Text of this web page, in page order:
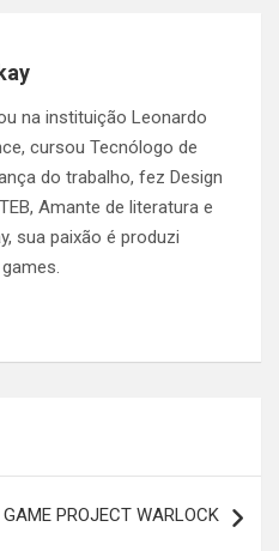
na instituição Leonardo
cursou Tecnólogo de
do trabalho, fez Design
Amante de literatura e
sua paixão é produzi
GAME PROJECT WARLOCK